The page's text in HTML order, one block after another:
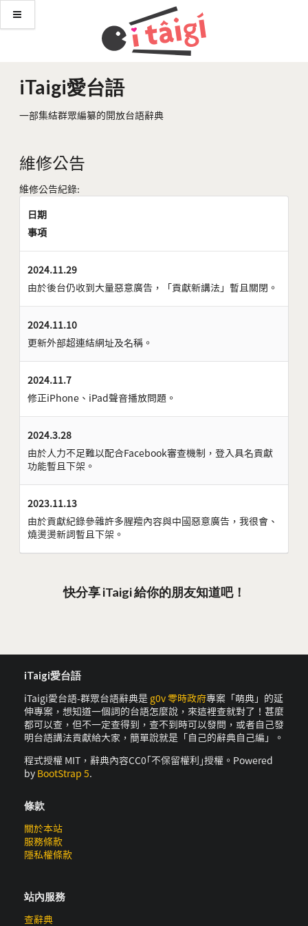
iTaigi愛台語
一部集結群眾編纂的開放台語辭典
維修公告
維修公告紀錄:
日期
事項
2024.11.29
由於後台仍收到大量惡意廣告，「貢獻新講法」暫且關閉。
2024.11.10
更新外部超連結網址及名稱。
2024.11.7
修正iPhone、iPad聲音播放問題。
2024.3.28
由於人力不足難以配合Facebook審查機制，登入具名貢獻
功能暫且下架。
2023.11.13
由於貢獻紀錄參雜許多腥羶內容與中國惡意廣告，我很會、
燒燙燙新詞暫且下架。
快分享 iTaigi 給你的朋友知道吧！
iTaigi愛台語
iTaigi愛台語-群眾台語辭典是 g0v 零時政府專案「萌典」的延
伸專案，想知道一個詞的台語怎麼說，來這裡查就對了！甚麼
都可以查，但不一定查得到，查不到時可以發問，或者自己發
明台語講法貢獻給大家，簡單說就是「自己的辭典自己編」。
程式授權 MIT，辭典內容CC0｢不保留權利｣授權。Powered
by BootStrap 5.
條款
關於本站
服務條款
隱私權條款
站內服務
查辭典